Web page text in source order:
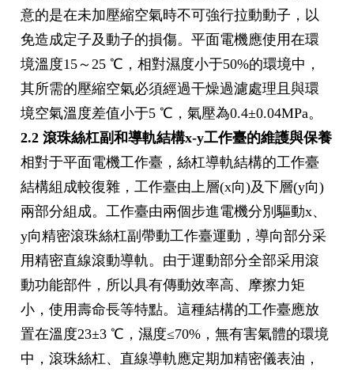
意的是在未加壓縮空氣時不可強行拉動動子，以
免造成定子及動子的損傷。平面電機應使用在環
境溫度15～25 ℃，相對濕度小于50%的環境中，
其所需的壓縮空氣必須經過干燥過濾處理且與環
境空氣溫度差值小于5 ℃，氣壓為0.4±0.04MPa。
2.2 滾珠絲杠副和導軌結構x-y工作臺的維護與保養
相對于平面電機工作臺，絲杠導軌結構的工作臺
結構組成較復雜，工作臺由上層(x向)及下層(y向)
兩部分組成。工作臺由兩個步進電機分別驅動x、
y向精密滾珠絲杠副帶動工作臺運動，導向部分采
用精密直線滾動導軌。由于運動部分全部采用滾
動功能部件，所以具有傳動效率高、摩擦力矩
小，使用壽命長等特點。這種結構的工作臺應放
置在溫度23±3 ℃，濕度≤70%，無有害氣體的環境
中，滾珠絲杠、直線導軌應定期加精密儀表油，